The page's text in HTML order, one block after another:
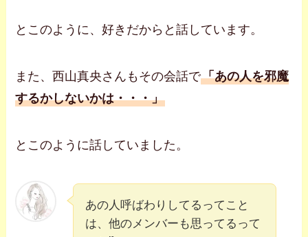
とこのように、好きだからと話しています。
また、西山真央さんもその会話で「あの人を邪魔
するかしないかは・・・」
とこのように話していました。
あの人呼ばわりしてるってこと
は、他のメンバーも思ってるって